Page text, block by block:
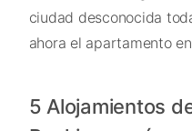
ciudad desconocida
ahora el apartamento
5 Alojamientos